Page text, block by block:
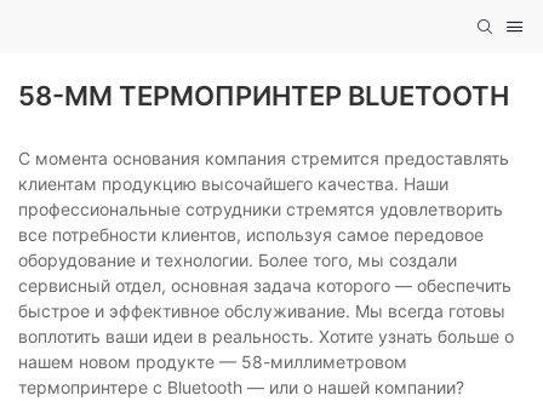
58-ММ ТЕРМОПРИНТЕР BLUETOOTH
С момента основания компания стремится предоставлять
клиентам продукцию высочайшего качества. Наши
профессиональные сотрудники стремятся удовлетворить
все потребности клиентов, используя самое передовое
оборудование и технологии. Более того, мы создали
сервисный отдел, основная задача которого — обеспечить
быстрое и эффективное обслуживание. Мы всегда готовы
воплотить ваши идеи в реальность. Хотите узнать больше о
нашем новом продукте — 58-миллиметровом
термопринтере с Bluetooth — или о нашей компании?